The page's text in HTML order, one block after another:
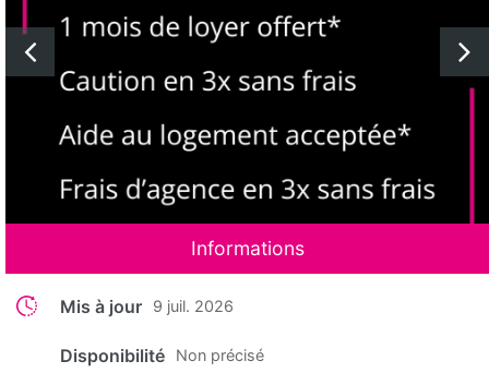
Informations
Mis à jour 9 juil. 2026
Disponibilité Non précisé